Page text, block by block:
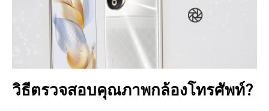
วิธีตรวจสอบคุณภาพกล้องโทรศัพท์?